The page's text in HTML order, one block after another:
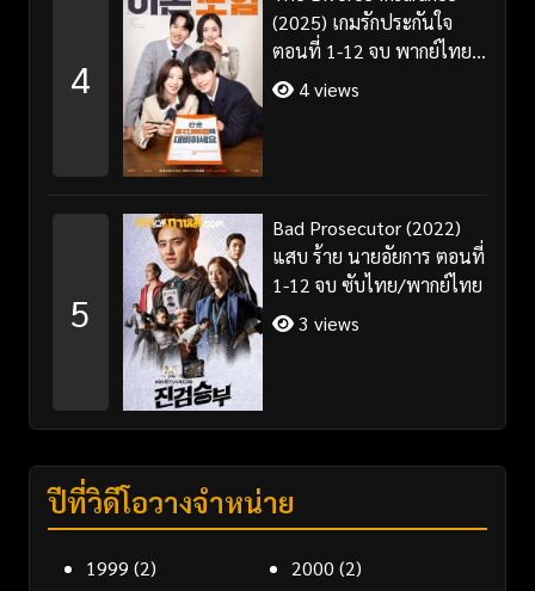
4
(2025) เกมรักประกันใจ
ตอนที่ 1-12 จบ พากย์ไทย
ซับไทย
4 views
5
Bad Prosecutor (2022)
แสบ ร้าย นายอัยการ ตอนที่
1-12 จบ ซับไทย/พากย์ไทย
3 views
ปีที่วิดีโอวางจำหน่าย
1999 (2) 2000 (2)